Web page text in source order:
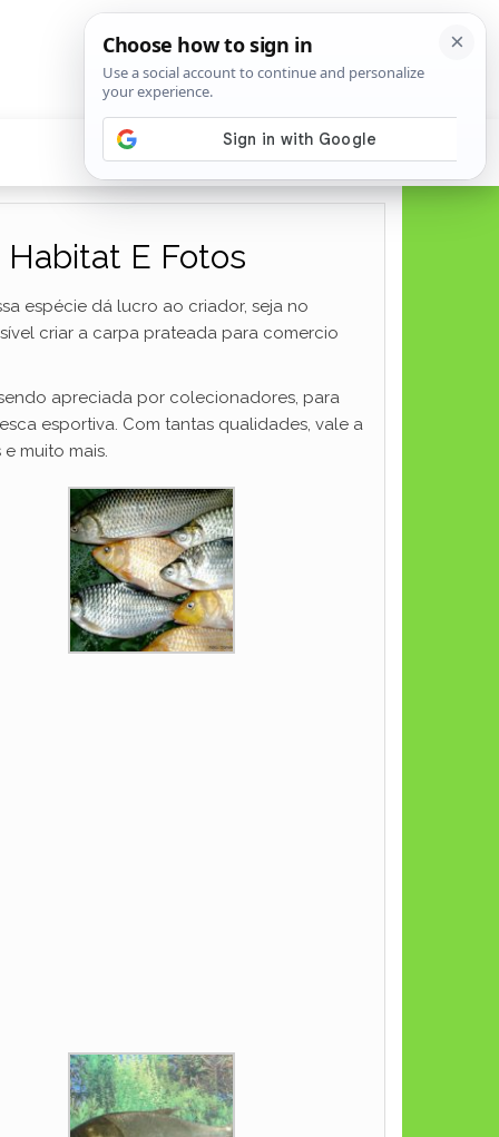
E Fotos
espécie dá lucro ao criador, seja no
criar a carpa prateada para comercio
apreciada por colecionadores, para
esportiva. Com tantas qualidades, vale a
muito mais.